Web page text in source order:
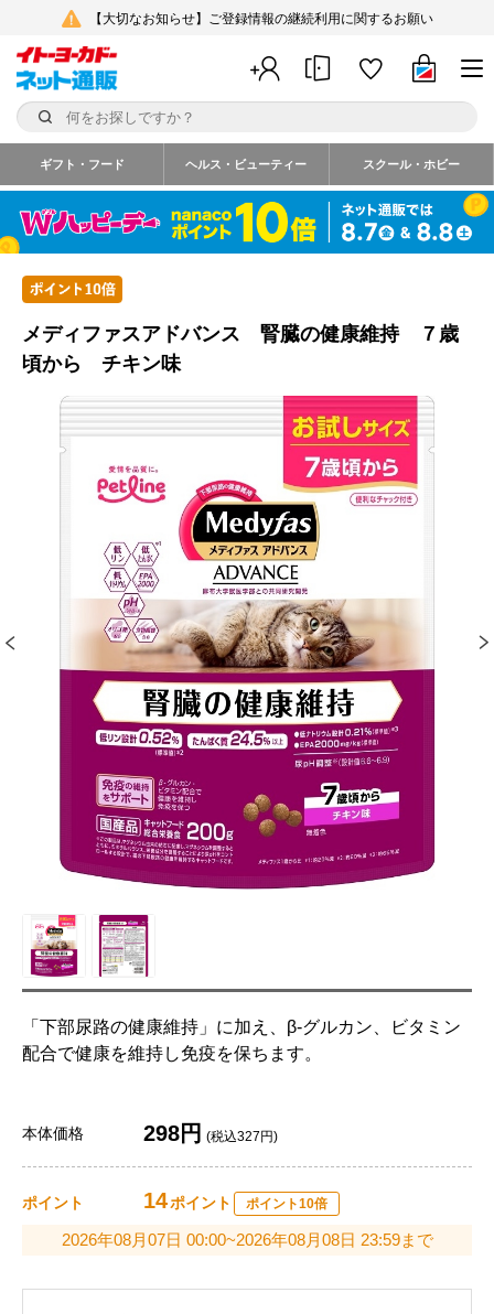
【大切なお知らせ】ご登録情報の継続利用に関するお願い
ギフト・フード ヘルス・ビューティー スクール・ホビー
メディファスアドバンス 腎臓の健康維持 ７歳
頃から チキン味
「下部尿路の健康維持」に加え、β-グルカン、ビタミン
配合で健康を維持し免疫を保ちます。
本体価格 298円 (税込327円)
ポイント 14ポイント ポイント10倍
2026年08月07日 00:00~2026年08月08日 23:59まで